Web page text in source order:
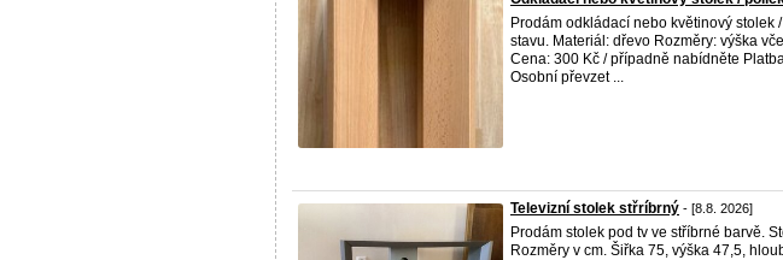
Prodám odkládací nebo květinový
stavu. Materiál: dřevo Rozměry: výška
Cena: 300 Kč / případně nabídněte
Osobní převzet ...
Televizní stolek střríbrný - [8.8. 2026]
Prodám stolek pod tv ve stříbrné barvě.
Rozměry v cm. Šiřka 75, výška 47,5,